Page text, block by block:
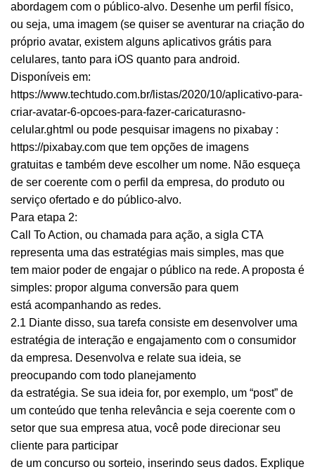
abordagem com o público-alvo. Desenhe um perfil físico,
ou seja, uma imagem (se quiser se aventurar na criação do
próprio avatar, existem alguns aplicativos grátis para
celulares, tanto para iOS quanto para android.
Disponíveis em:
https://www.techtudo.com.br/listas/2020/10/aplicativo-para-
criar-avatar-6-opcoes-para-fazer-caricaturasno-
celular.ghtml ou pode pesquisar imagens no pixabay :
https://pixabay.com que tem opções de imagens
gratuitas e também deve escolher um nome. Não esqueça
de ser coerente com o perfil da empresa, do produto ou
serviço ofertado e do público-alvo.
Para etapa 2:
Call To Action, ou chamada para ação, a sigla CTA
representa uma das estratégias mais simples, mas que
tem maior poder de engajar o público na rede. A proposta é
simples: propor alguma conversão para quem
está acompanhando as redes.
2.1 Diante disso, sua tarefa consiste em desenvolver uma
estratégia de interação e engajamento com o consumidor
da empresa. Desenvolva e relate sua ideia, se
preocupando com todo planejamento
da estratégia. Se sua ideia for, por exemplo, um “post” de
um conteúdo que tenha relevância e seja coerente com o
setor que sua empresa atua, você pode direcionar seu
cliente para participar
de um concurso ou sorteio, inserindo seus dados. Explique